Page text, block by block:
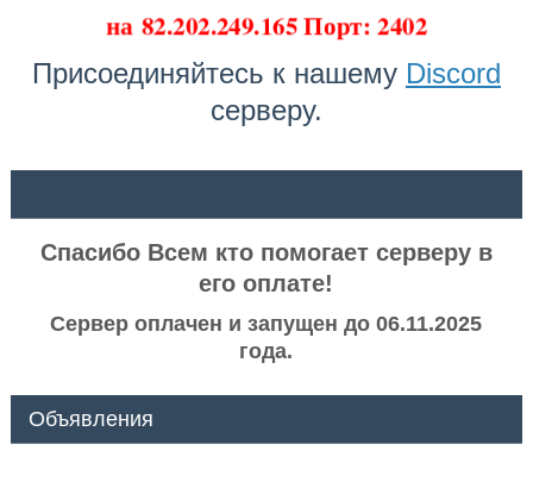
на82.202.249.165 Порт: 2402
Присоединяйтесь к нашему Discord
серверу.
Спасибо Всем кто помогает серверу в
его оплате!
Сервер оплачен и запущен до 06.11.2025
года.
Объявления